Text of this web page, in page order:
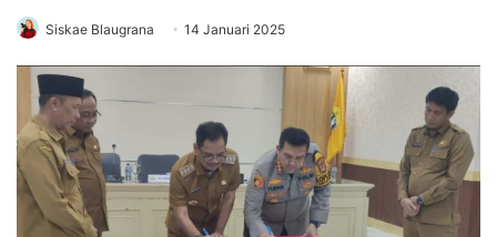
Siskae Blaugrana 14 Januari 2025